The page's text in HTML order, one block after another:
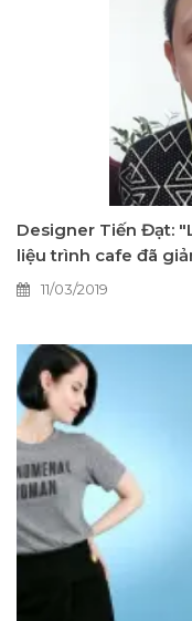
Designer Tiến Đạt:
liệu trình cafe đã
11/03/2019